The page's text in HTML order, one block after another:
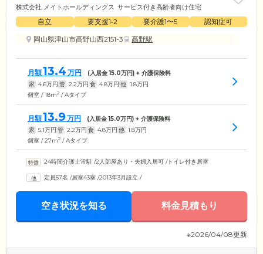
株式会社 メイトホールディングス サービス付き高齢者向け住宅
自立 要支援1•2 要介護1〜5
認知症可
岡山県津山市高野山西2151-3
高野駅
月額13.4 万円 (入居金15.0万円) + 介護保険料
家 4.6万円 管 2.2万円 食 4.8万円 他 1.8万円
個室 / 18m2 / Aタイプ
月額13.9 万円 (入居金15.0万円) + 介護保険料
家 5.1万円 管 2.2万円 食 4.8万円 他 1.8万円
個室 / 27m2 / Aタイプ
24時間介護士常駐 /2人部屋あり・夫婦入居可 /トイレ付き居室
定員57名 /居室43室 /2013年3月設立 /
空き状況を知る 料金見積もり
※2026/04/08更新